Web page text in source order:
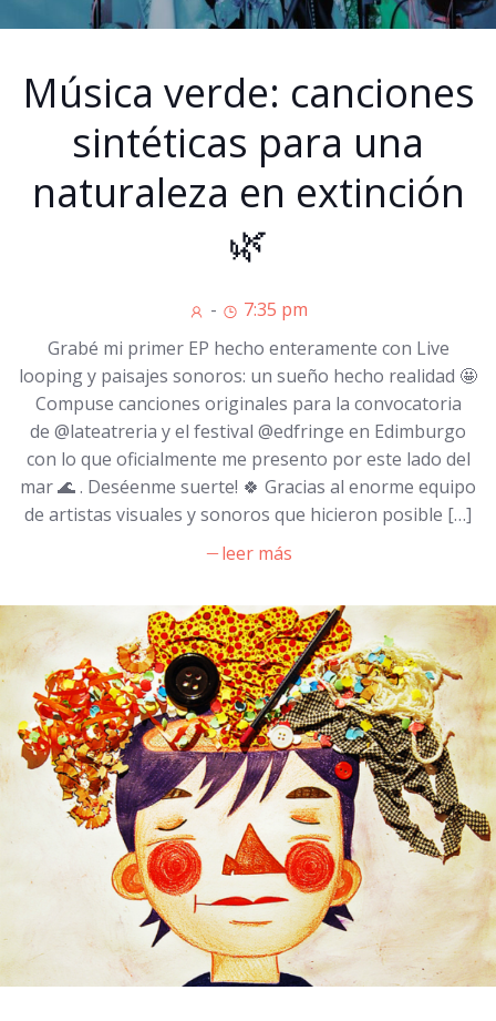
Música verde: canciones
sintéticas para una
naturaleza en extinción
🌿
-
7:35 pm
Grabé mi primer EP hecho enteramente con Live
looping y paisajes sonoros: un sueño hecho realidad 🤩
Compuse canciones originales para la convocatoria
de @lateatreria y el festival @edfringe en Edimburgo
con lo que oficialmente me presento por este lado del
mar 🌊 . Deséenme suerte! 🍀 Gracias al enorme equipo
de artistas visuales y sonoros que hicieron posible […]
leer más